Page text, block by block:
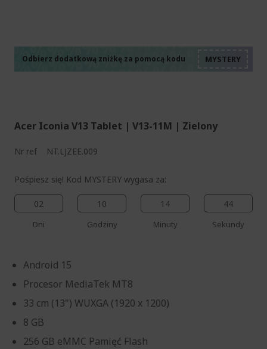
Odbierz dodatkową zniżkę za pomocą kodu
Acer Iconia V13 Tablet | V13-11M | Zielony
Nr ref NT.LJZEE.009
Pośpiesz się! Kod MYSTERY wygasa za:
02
Dni
10
Godziny
14
Minuty
44
Sekundy
Android 15
Procesor MediaTek MT8
33 cm (13") WUXGA (1920 x 1200)
8 GB
256 GB eMMC Pamięć Flash